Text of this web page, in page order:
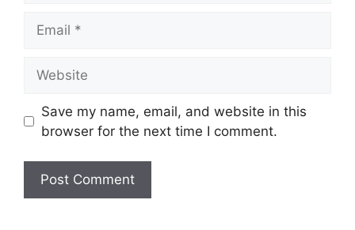
Save my name, email, and website in this
browser for the next time I comment.